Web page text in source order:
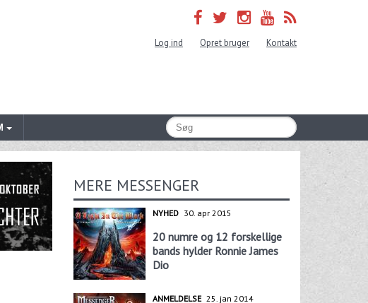
Log ind Opret bruger Kontakt
MERE MESSENGER
NYHED 30. apr 2015
20 numre og 12 forskellige
bands hylder Ronnie James
Dio
ANMELDELSE 25. jan 2014